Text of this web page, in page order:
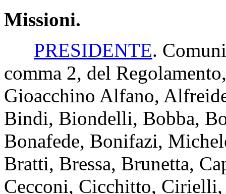
Missioni.
PRESIDENTE.
comma 2, del
Gioacchino Alfano,
Bindi, Biondelli, Bobba,
Bonafede, Bonifazi,
Bratti, Bressa, Brunetta,
Cecconi, Cicchitto,